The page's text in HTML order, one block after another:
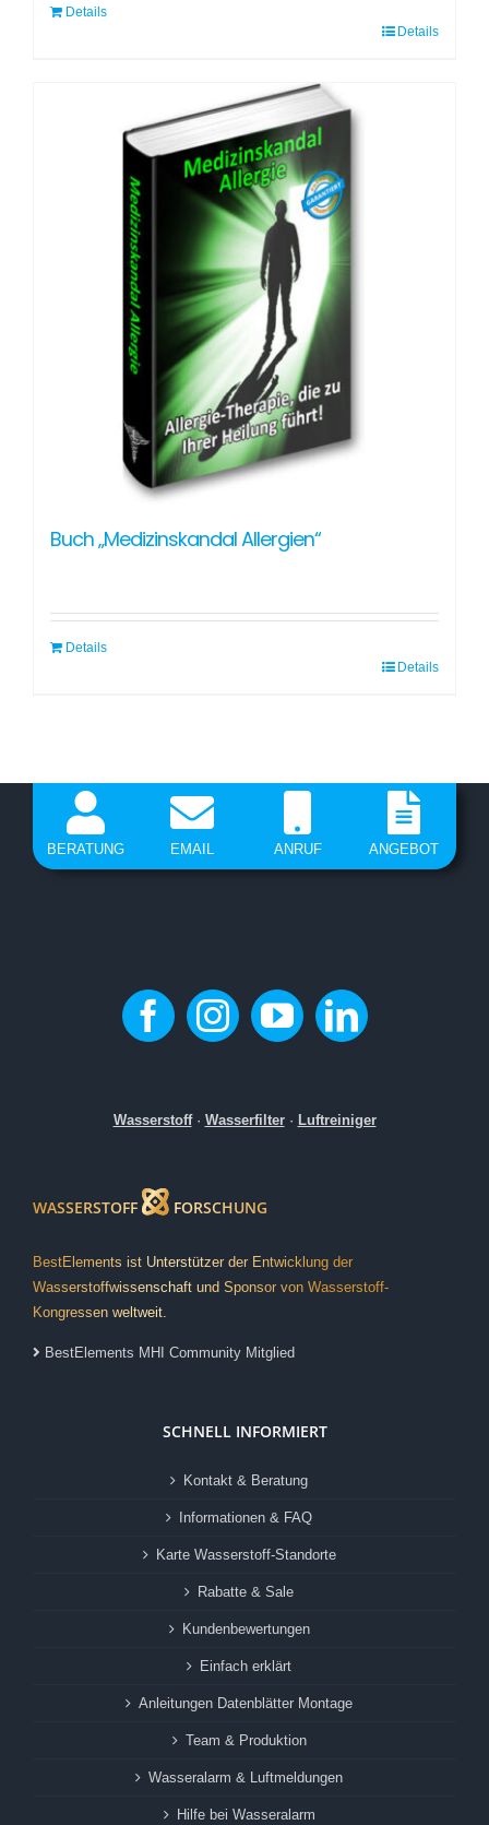
Details
Details
Buch „Medizinskandal Allergien“
Details
Details
BERATUNG EMAIL ANRUF ANGEBOT
Wasserstoff· Wasserfilter· Luftreiniger
WASSERSTOFF FORSCHUNG
BestElements ist Unterstützer der Entwicklung der
Wasserstoffwissenschaft und Sponsor von Wasserstoff-
Kongressen weltweit.
BestElements MHI Community Mitglied
SCHNELL INFORMIERT
Kontakt & Beratung
Informationen & FAQ
Karte Wasserstoff-Standorte
Rabatte & Sale
Kundenbewertungen
Einfach erklärt
Anleitungen Datenblätter Montage
Team & Produktion
Wasseralarm & Luftmeldungen
Hilfe bei Wasseralarm